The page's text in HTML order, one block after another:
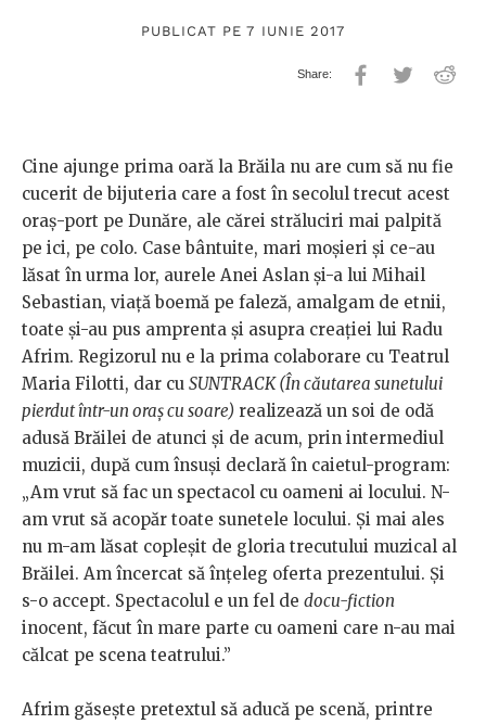
PUBLICAT PE 7 IUNIE 2017
Cine ajunge prima oară la Brăila nu are cum să nu fie
cucerit de bijuteria care a fost în secolul trecut acest
oraș-port pe Dunăre, ale cărei străluciri mai palpită
pe ici, pe colo. Case bântuite, mari moșieri și ce-au
lăsat în urma lor, aurele Anei Aslan și-a lui Mihail
Sebastian, viață boemă pe faleză, amalgam de etnii,
toate și-au pus amprenta și asupra creației lui Radu
Afrim. Regizorul nu e la prima colaborare cu Teatrul
Maria Filotti, dar cu SUNTRACK (În căutarea sunetului
pierdut într-un oraș cu soare) realizează un soi de odă
adusă Brăilei de atunci și de acum, prin intermediul
muzicii, după cum însuși declară în caietul-program:
„Am vrut să fac un spectacol cu oameni ai locului. N-
am vrut să acopăr toate sunetele locului. Și mai ales
nu m-am lăsat copleșit de gloria trecutului muzical al
Brăilei. Am încercat să înțeleg oferta prezentului. Și
s-o accept. Spectacolul e un fel de docu-fiction
inocent, făcut în mare parte cu oameni care n-au mai
călcat pe scena teatrului.”
Afrim găsește pretextul să aducă pe scenă, printre